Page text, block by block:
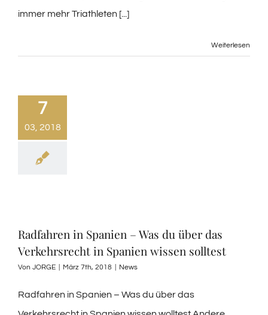
immer mehr Triathleten [...]
Weiterlesen
7
03, 2018
Radfahren in Spanien – Was du über das
Verkehrsrecht in Spanien wissen solltest
Von JORGE März 7th, 2018 News
Radfahren in Spanien – Was du über das